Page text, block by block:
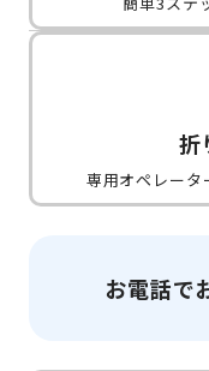
折
専用オペレータ
お電話で